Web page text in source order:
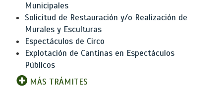
Municipales
Solicitud de Restauración y/o Realización de
Murales y Esculturas
Espectáculos de Circo
Explotación de Cantinas en Espectáculos
Públicos
MÁS TRÁMITES